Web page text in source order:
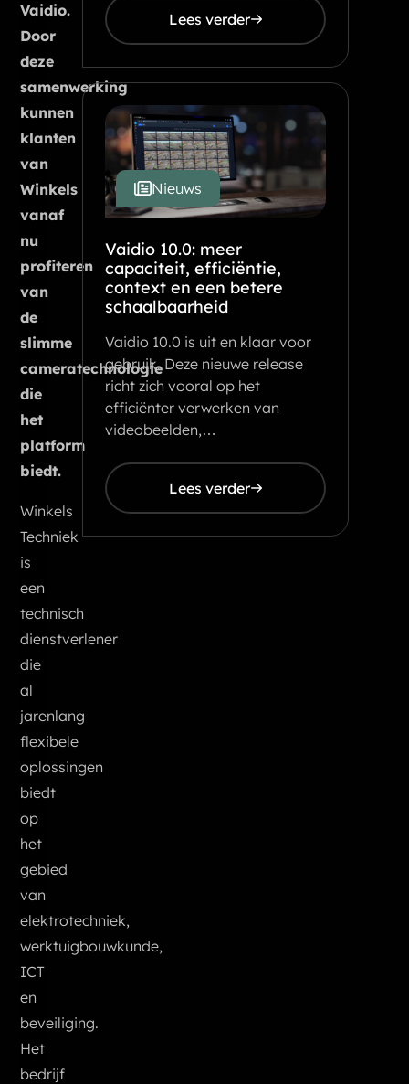
Vaidio.
Door
deze
samenwerking
kunnen
klanten
van
Winkels
vanaf
nu
profiteren
van
de
slimme
cameratechnologie
die
het
platform
biedt.
Winkels
Techniek
is
een
technisch
dienstverlener
die
al
jarenlang
flexibele
oplossingen
biedt
op
het
gebied
van
elektrotechniek,
werktuigbouwkunde,
ICT
en
beveiliging.
Het
bedrijf
Lees verder
Vaidio 10.0: meer
capaciteit, efficiëntie,
context en een betere
schaalbaarheid
Vaidio 10.0 is uit en klaar voor
gebruik. Deze nieuwe release
richt zich vooral op het
efficiënter verwerken van
videobeelden,…
Lees verder
Nieuws